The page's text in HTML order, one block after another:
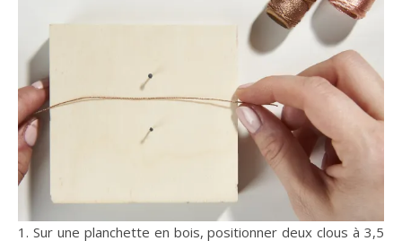
1. Sur une planchette en bois, positionner deux clous à 3,5